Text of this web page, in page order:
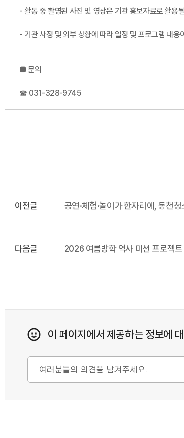
- 활동 중 촬영된 사진 및 영상은 기관 홍보자료로 활용
- 기관 사정 및 외부 상황에 따라 일정 및 프로그램 내용
■ 문의
☎ 031-328-9745
이전글 공연·체험·놀이가 한자리에, 동천청
다음글 2026 여름방학 역사 미션 프로젝트
이 페이지에서 제공하는 정보에